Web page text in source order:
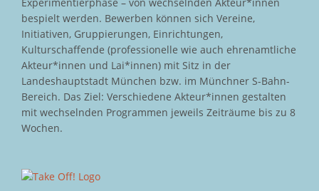
bespielt werden. Bewerben können sich Vereine,
Initiativen, Gruppierungen, Einrichtungen,
Kulturschaffende (professionelle wie auch ehrenamtliche
Akteur*innen und Lai*innen) mit Sitz in der
Landeshauptstadt München bzw. im Münchner S-Bahn-
Bereich. Das Ziel: Verschiedene Akteur*innen gestalten
mit wechselnden Programmen jeweils Zeiträume bis zu 8
Wochen.